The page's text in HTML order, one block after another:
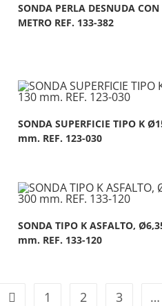
SONDA PERLA DESNUDA CON
METRO REF. 133-382
SONDA SUPERFICIE TIPO K
mm. REF. 123-030
SONDA TIPO K ASFALTO,
mm. REF. 133-120
1 2 3 …